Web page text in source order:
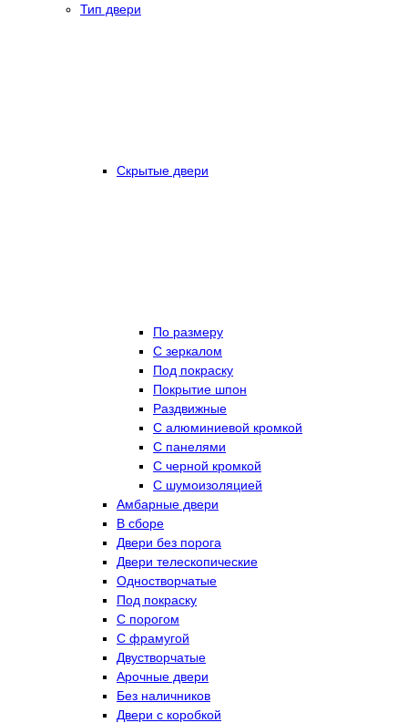
Тип двери
Скрытые двери
По размеру
C зеркалом
Под покраску
Покрытие шпон
Раздвижные
С алюминиевой кромкой
С панелями
С черной кромкой
С шумоизоляцией
Амбарные двери
В сборе
Двери без порога
Двери телескопические
Одностворчатые
Под покраску
С порогом
С фрамугой
Двустворчатые
Арочные двери
Без наличников
Двери с коробкой